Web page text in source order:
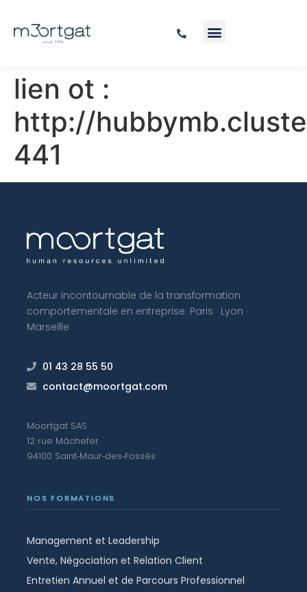
lien ot :
http://
441
Acteur incontournable de la transformation
comportementale en entreprise. Paris · Lyon ·
Marseille
01 43 28 55 50
contact@moortgat.com
Moortgat SAS
12 rue Mâchefer
94100 Saint‑Maur‑des‑Fossés
NOS FORMATIONS
Management et Leadership
Vente, Négociation et Relation Client
Entretien Annuel et de Parcours Professionnel